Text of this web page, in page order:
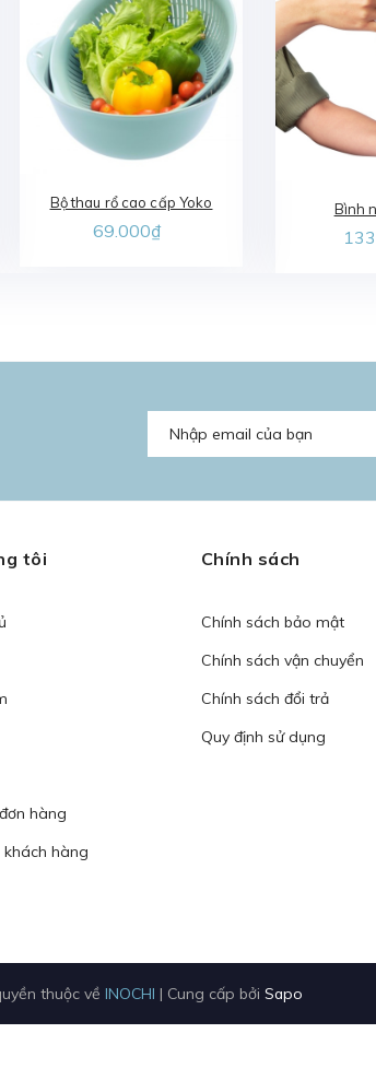
Bộ thau rổ cao cấp Yoko
69.000₫
Bình
tôi
hàng
hàng
Chính sách
Chính sách bảo mật
Chính sách vận chuyển
Chính sách đổi trả
Quy định sử dụng
thuộc về INOCHI | Cung cấp bởi Sapo